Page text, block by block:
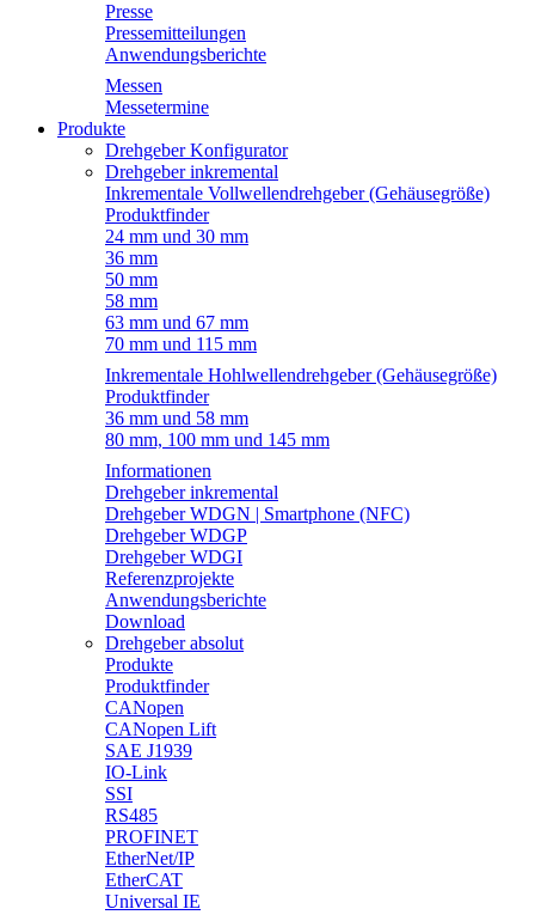
Presse
Pressemitteilungen
Anwendungsberichte
Messen
Messetermine
Produkte
Drehgeber Konfigurator
Drehgeber inkremental
Inkrementale Vollwellendrehgeber (Gehäusegröße)
Produktfinder
24 mm und 30 mm
36 mm
50 mm
58 mm
63 mm und 67 mm
70 mm und 115 mm
Inkrementale Hohlwellendrehgeber (Gehäusegröße)
Produktfinder
36 mm und 58 mm
80 mm, 100 mm und 145 mm
Informationen
Drehgeber inkremental
Drehgeber WDGN | Smartphone (NFC)
Drehgeber WDGP
Drehgeber WDGI
Referenzprojekte
Anwendungsberichte
Download
Drehgeber absolut
Produkte
Produktfinder
CANopen
CANopen Lift
SAE J1939
IO-Link
SSI
RS485
PROFINET
EtherNet/IP
EtherCAT
Universal IE